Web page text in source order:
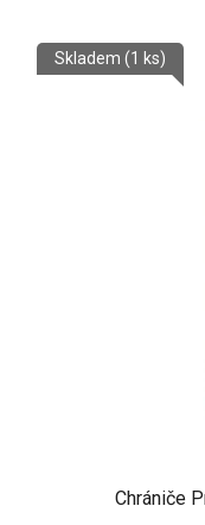
Chrániče
Skladem (1 ks)